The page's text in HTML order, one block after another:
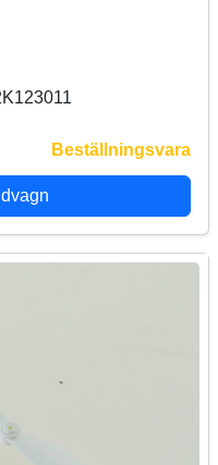
Beställningsvara